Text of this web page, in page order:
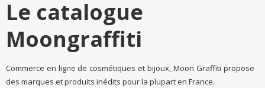
Le catalogue
Moongraffiti
Commerce en ligne de cosmétiques et bijoux, Moon Graffiti propose
des marques et produits inédits pour la plupart en France.